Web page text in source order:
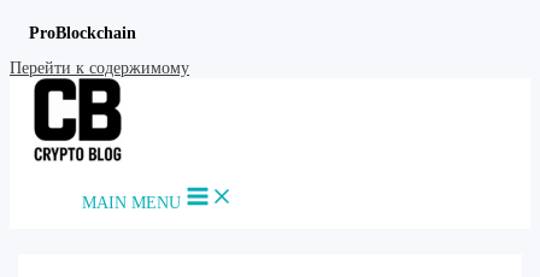
ProBlockchain
Перейти к содержимому
MAIN MENU